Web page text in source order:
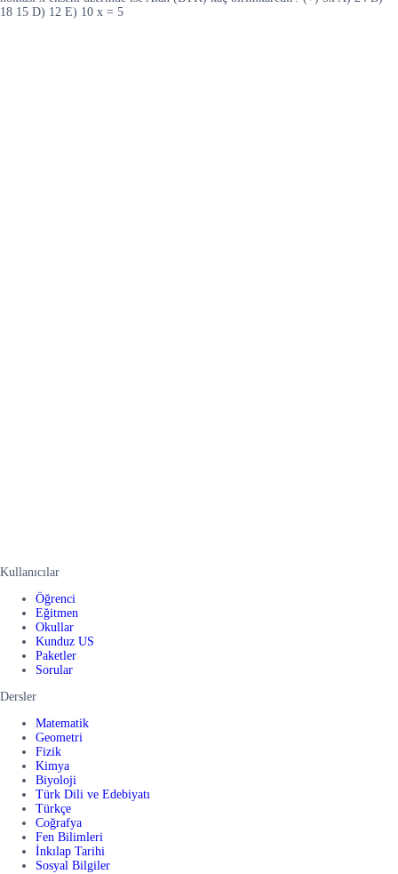
18 15 D) 12 E) 10 x = 5
Kullanıcılar
Öğrenci
Eğitmen
Okullar
Kunduz US
Paketler
Sorular
Dersler
Matematik
Geometri
Fizik
Kimya
Biyoloji
Türk Dili ve Edebiyatı
Türkçe
Coğrafya
Fen Bilimleri
İnkılap Tarihi
Sosyal Bilgiler